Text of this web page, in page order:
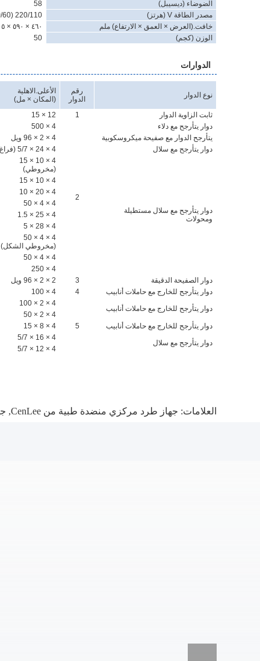
الضوضاء (ديسيبل)
58
مصدر الطاقة V (هرتز)
220/110 (50/60) ، 10 أ ، مرحلة واحدة
خافت.(العرض × العمق × الارتفاع) ملم
٤٦٠ × ٥٩٠ × ٤٠٥
الوزن (كجم)
50
الدوارات
نوع الدوار
رقم
الدوار
الأعلى.الاهلية
(المكان × مل)
ثابت الزاوية الدوار
1
12 × 15
دوار يتأرجح مع دلاء
2
4 × 500
يتأرجح الدوار مع صفيحة ميكروسكوبية
4 × 2 × 96 ويل
دوار يتأرجح مع سلال
4 × 24 × 5/7 (فراغ)
دوار يتأرجح مع سلال مستطيلة
ومحولات
4 × 10 × 15
(مخروطي)
4 × 10 × 15
4 × 20 × 10
4 × 4 × 50
4 × 25 × 1.5
4 × 28 × 5
4 × 4 × 50
(مخروطي الشكل)
4 × 4 × 50
4 × 250
دوار الصفيحة الدقيقة
3 2 × 2 × 96 ويل
دوار يتأرجح للخارج مع حاملات أنابيب
4
4 × 100
دوار يتأرجح للخارج مع حاملات أنابيب
5
4 × 2 × 100
4 × 2 × 50
دوار يتأرجح للخارج مع حاملات أنابيب
4 × 8 × 15
دوار يتأرجح مع سلال
4 × 16 × 5/7
4 × 12 × 5/7
العلامات: جهاز طرد مركزي منضدة طبية من CenLee ,